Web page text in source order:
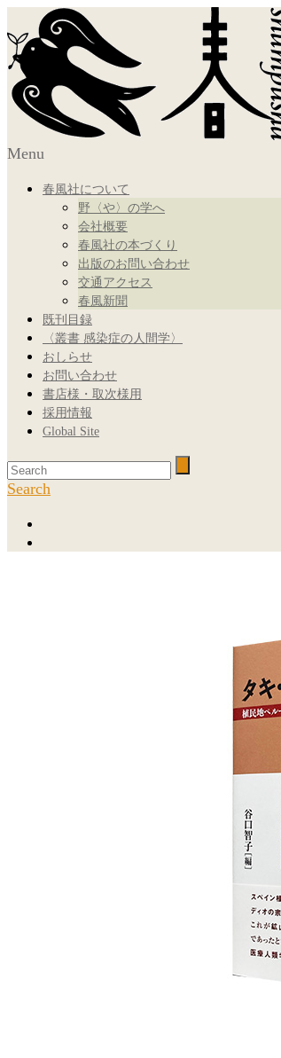
Menu
春風社について
野〈や〉の学へ
会社概要
春風社の本づくり
出版のお問い合わせ
交通アクセス
春風新聞
既刊目録
〈叢書 感染症の人間学〉
おしらせ
お問い合わせ
書店様・取次様用
採用情報
Global Site
Search